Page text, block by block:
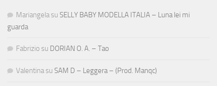
Mariangela su SELLY BABY MODELLA ITALIA – Luna lei mi
guarda
Fabrizio su DORIAN O. A. – Tao
Valentina su SAM D – Leggera – (Prod. Manqc)